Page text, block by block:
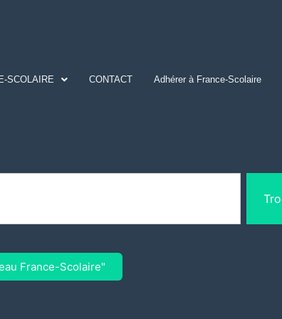
SCOLAIRE CONTACT Adhérer à France-Scolaire
France-Scolaire"